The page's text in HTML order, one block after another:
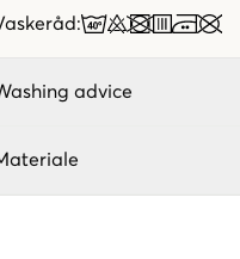
:
advice